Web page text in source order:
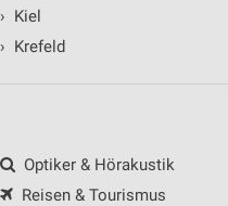
› Kiel
› Krefeld
Optiker & Hörakustik
Reisen & Tourismus